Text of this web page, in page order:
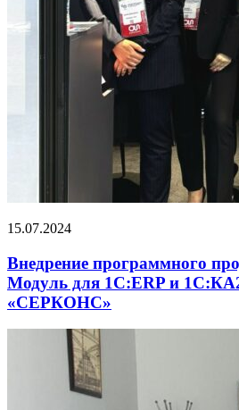
15.07.2024
Внедрение программного
Модуль для 1С:ERP и
«СЕРКОНС»